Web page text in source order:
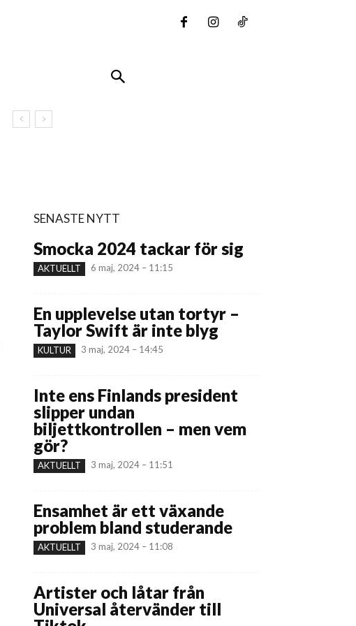
SENASTE NYTT
Smocka 2024 tackar för sig
AKTUELLT 6 maj, 2024 – 11:15
En upplevelse utan tortyr –
Taylor Swift är inte blyg
KULTUR 3 maj, 2024 – 14:45
Inte ens Finlands president
slipper undan
biljettkontrollen – men vem
gör?
AKTUELLT 3 maj, 2024 – 11:51
Ensamhet är ett växande
problem bland studerande
AKTUELLT 3 maj, 2024 – 11:08
Artister och låtar från
Universal återvänder till